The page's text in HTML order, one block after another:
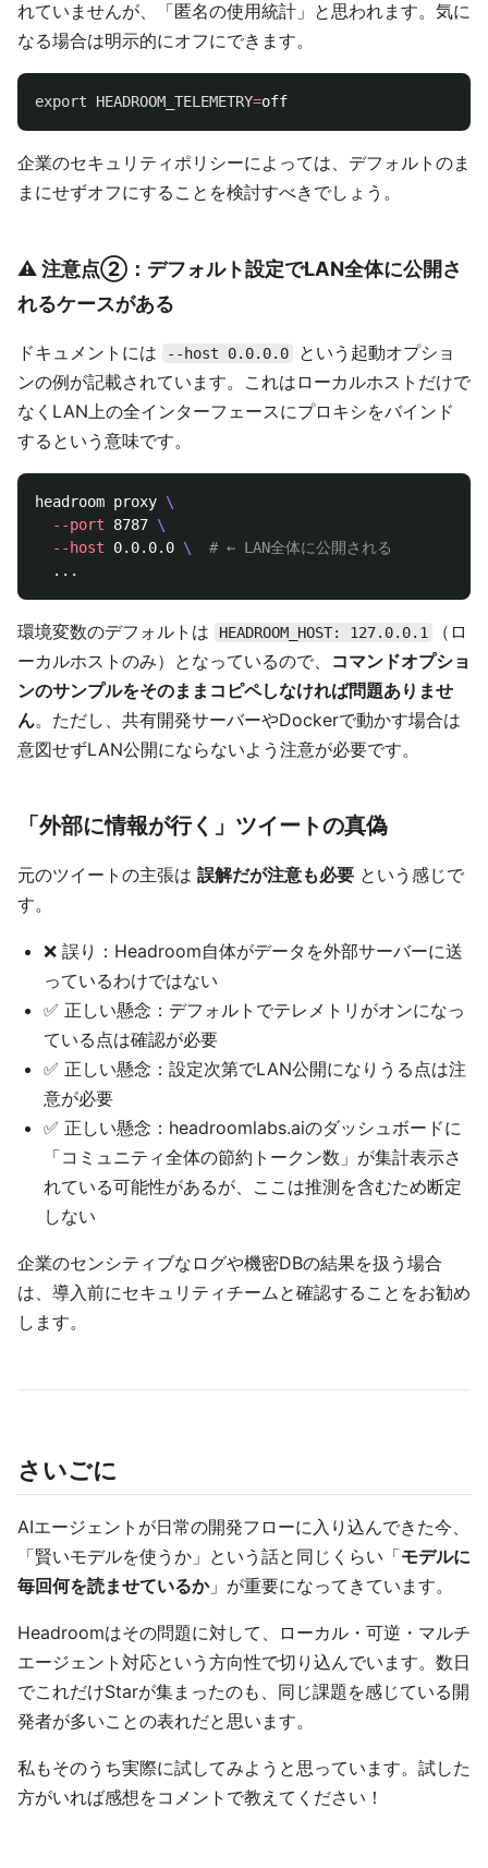
れていませんが、「匿名の使用統計」と思われます。気に
なる場合は明示的にオフにできます。
export HEADROOM_TELEMETRY=
企業のセキュリティポリシーによっては、デフォルトのま
まにせずオフにすることを検討すべきでしょう。
⚠️ 注意点②：デフォルト設定でLAN全体に公開さ
れるケースがある
ドキュメントには --host 0.0.0.0
という起動オプショ
ンの例が記載されています。これはローカルホストだけで
なくLAN上の全インターフェースにプロキシをバインド
するという意味です。
headroom proxy \
--port 8787 \
--host 0.0.0.0 \
# ← LAN全体に公開される
環境変数のデフォルトは HEADROOM_HOST: 127.0.0.1
（ロ
ーカルホストのみ）となっているので、 コマンドオプショ
ンのサンプルをそのままコピペしなければ問題ありませ
ん。ただし、共有開発サーバーやDockerで動かす場合は
意図せずLAN公開にならないよう注意が必要です。
「外部に情報が行く」ツイートの真偽
元のツイートの主張は 誤解だが注意も必要 という感じで
す。
❌ 誤り：Headroom自体がデータを外部サーバーに送
っているわけではない
✅ 正しい懸念：デフォルトでテレメトリがオンになっ
ている点は確認が必要
✅ 正しい懸念：設定次第でLAN公開になりうる点は注
意が必要
✅ 正しい懸念：headroomlabs.aiのダッシュボードに
「コミュニティ全体の節約トークン数」が集計表示さ
れている可能性があるが、ここは推測を含むため断定
しない
企業のセンシティブなログや機密DBの結果を扱う場合
は、導入前にセキュリティチームと確認することをお勧め
します。
さいごに
AIエージェントが日常の開発フローに入り込んできた今、
「賢いモデルを使うか」という話と同じくらい「モデルに
毎回何を読ませているか」が重要になってきています。
Headroomはその問題に対して、ローカル・可逆・マルチ
エージェント対応という方向性で切り込んでいます。数日
でこれだけStarが集まったのも、同じ課題を感じている開
発者が多いことの表れだと思います。
私もそのうち実際に試してみようと思っています。試した
方がいれば感想をコメントで教えてください！